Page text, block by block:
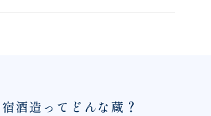
酒造ってどんな蔵？